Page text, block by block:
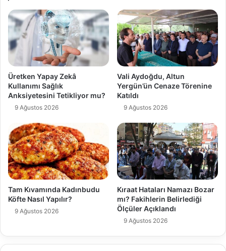
Üretken Yapay Zekâ
Kullanımı Sağlık
Anksiyetesini Tetikliyor mu?
9 Ağustos 2026
Vali Aydoğdu, Altun
Yergün’ün Cenaze Törenine
Katıldı
9 Ağustos 2026
Tam Kıvamında Kadınbudu
Köfte Nasıl Yapılır?
9 Ağustos 2026
Kıraat Hataları Namazı Bozar
mı? Fakihlerin Belirlediği
Ölçüler Açıklandı
9 Ağustos 2026